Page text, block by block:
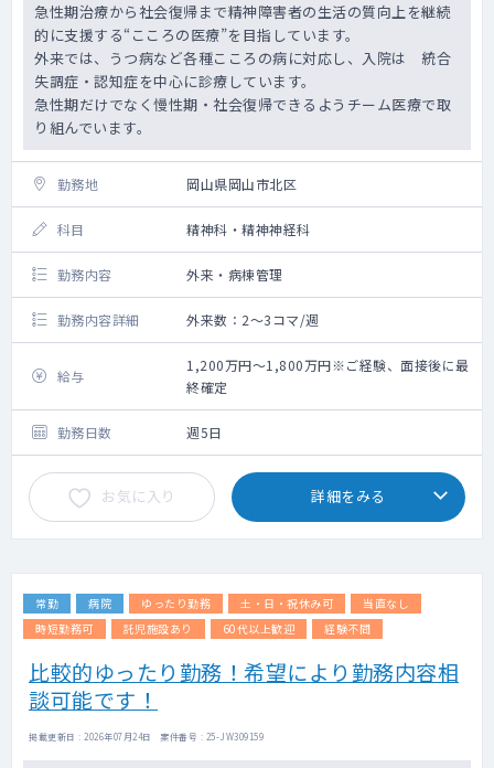
急性期治療から社会復帰まで精神障害者の生活の質向上を継続
的に支援する“こころの医療”を目指しています。
外来では、うつ病など各種こころの病に対応し、入院は 統合
失調症・認知症を中心に診療しています。
急性期だけでなく慢性期・社会復帰できるようチーム医療で取
り組んでいます。
勤務地 岡山県岡山市北区
科目 精神科・精神神経科
勤務内容 外来・病棟管理
勤務内容詳細 外来数：2～3コマ/週
給与
1,200万円～1,800万円※ご経験、面接後に最
終確定
勤務日数 週5日
お気に入り 詳細をみる
常勤 病院 ゆったり勤務 土・日・祝休み可
当直なし
時短勤務可
託児施設あり 60代以上歓迎 経験不問
比較的ゆったり勤務！希望により勤務内容相
談可能です！
掲載更新日 : 2026年07月24日 案件番号 : 25-JW309159